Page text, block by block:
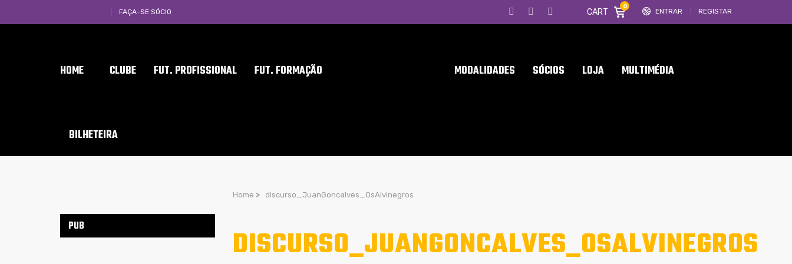
FAÇA-SE SÓCIO ENTRAR REGISTAR
CART
0
HOME CLUBE FUT. PROFISSIONAL FUT. FORMAÇÃO MODALIDADES SÓCIOS LOJA MULTIMÉDIA
BILHETEIRA
Home > discurso_JuanGoncalves_OsAlvinegros
DISCURSO_JUANGONCALVES_OSALVINEGROS
PUB